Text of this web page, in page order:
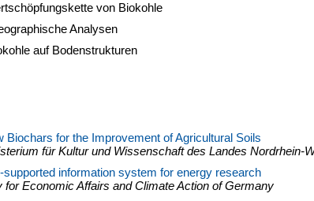
von Biokohle
Analysen
auf Bodenstrukturen
Biochars for the Improvement of Agricultural Soils
für Kultur und Wissenschaft des Landes Nordrhein-
supported information system for energy research
for Economic Affairs and Climate Action of Germany